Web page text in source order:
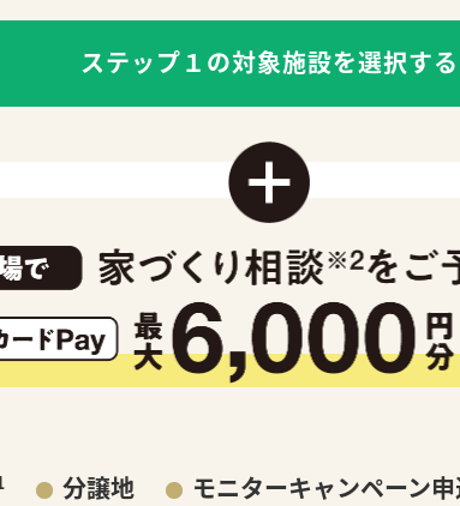
ご契約者様サポート
ステップ１の対象施設を選択する
分譲地
モニターキャンペーン